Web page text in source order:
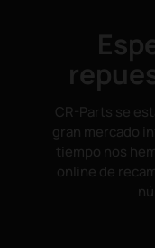
CR-Parts se
gran mercado
tiempo nos
online de